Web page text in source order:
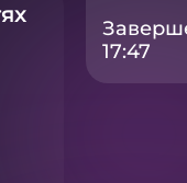
17:47